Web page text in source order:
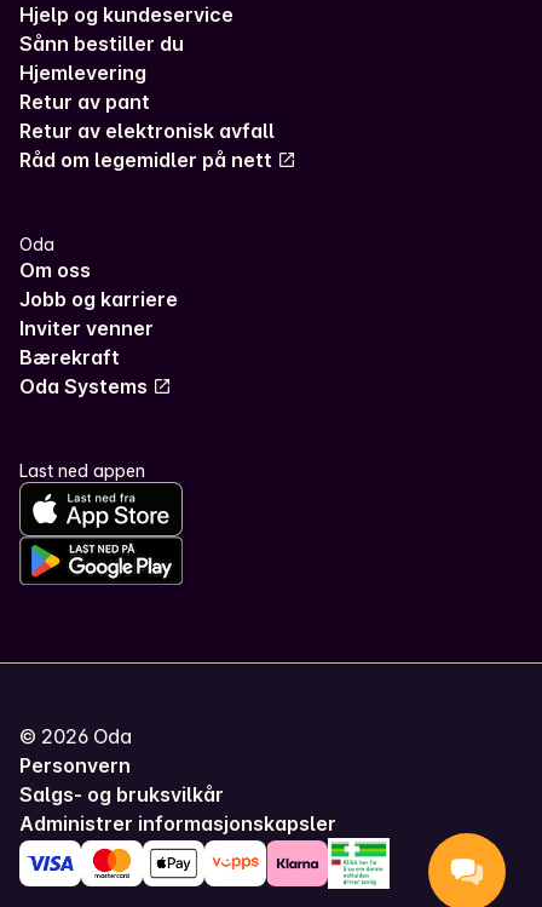
Hjelp og kundeservice
Sånn bestiller du
Hjemlevering
Retur av pant
Retur av elektronisk avfall
Råd om legemidler på nett
Oda
Om oss
Jobb og karriere
Inviter venner
Bærekraft
Oda Systems
Last ned appen
© 2026 Oda
Personvern
Salgs- og bruksvilkår
Administrer informasjonskapsler